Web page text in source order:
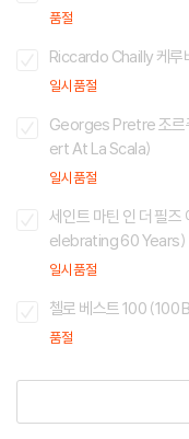
품절
Riccardo Chailly 케
일시품절
Georges Pretre 조르
ert At La Scala)
일시품절
세인트 마틴 인 더 필
elebrating 60 Years)
일시품절
첼로 베스트 100 (100
품절